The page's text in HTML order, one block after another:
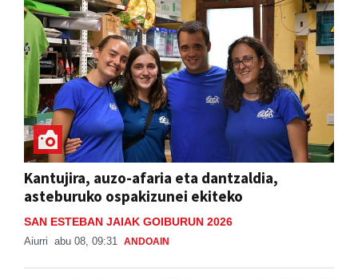
Kantujira, auzo-afaria eta dantzaldia,
asteburuko ospakizunei ekiteko
SAN ESTEBAN JAIAK GOIBURUN 2026
Aiurri abu 08, 09:31 ANDOAIN